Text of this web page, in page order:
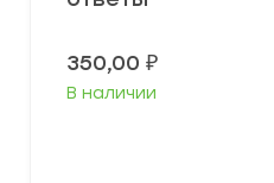
350,00 ₽
В наличии